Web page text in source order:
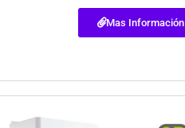
Mas Información